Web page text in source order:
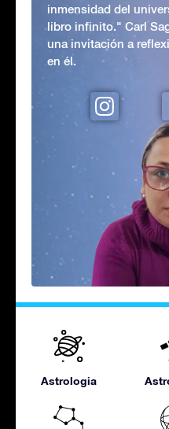
inmensidad del
libro infinito." Carl
una invitación a
en él.
Astrologia